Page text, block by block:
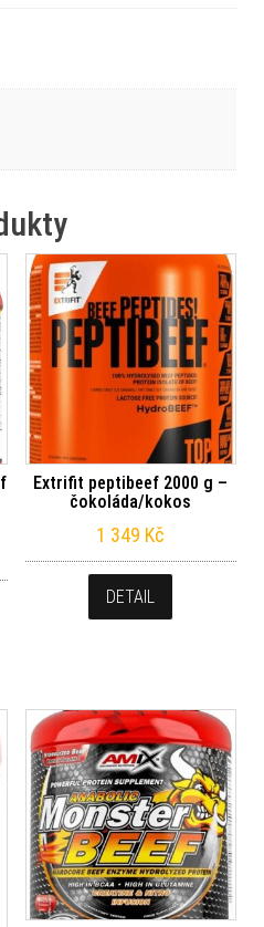
Extrifit peptibeef 2000 g –
čokoláda/kokos
1 349 Kč
DETAIL